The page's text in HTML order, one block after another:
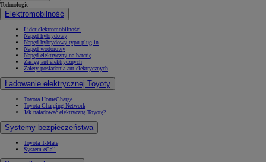
Technologie
Elektromobilność
Lider elektromobilności
Napęd hybrydowy
Napęd hybrydowy typu plug-in
Napęd wodorowy
Napęd elektryczny na baterię
Zasięg aut elektrycznych
Zalety posiadania aut elektrycznych
Ładowanie elektrycznej Toyoty
Toyota HomeCharge
Toyota Charging Network
Jak naładować elektryczną Toyotę?
Systemy bezpieczeństwa
Toyota T-Mate
System eCall